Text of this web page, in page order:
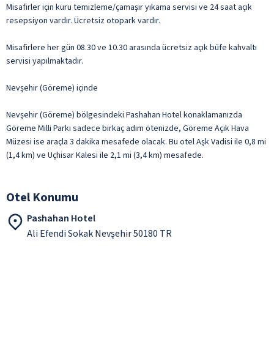
Misafirler için kuru temizleme/çamaşır yıkama servisi ve 24 saat açık
resepsiyon vardır. Ücretsiz otopark vardır.
Misafirlere her gün 08.30 ve 10.30 arasında ücretsiz açık büfe kahvaltı
servisi yapılmaktadır.
Nevşehir (Göreme) içinde
Nevşehir (Göreme) bölgesindeki Pashahan Hotel konaklamanızda
Göreme Milli Parkı sadece birkaç adım ötenizde, Göreme Açık Hava
Müzesi ise araçla 3 dakika mesafede olacak. Bu otel Aşk Vadisi ile 0,8 mi
(1,4 km) ve Uçhisar Kalesi ile 2,1 mi (3,4 km) mesafede.
Otel Konumu
Pashahan Hotel
Ali Efendi Sokak Nevşehir 50180 TR